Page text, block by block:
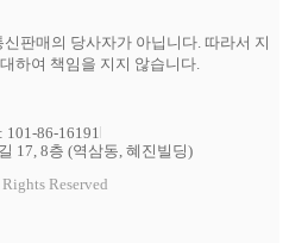
판매의 당사자가 아닙니다. 따라서 지
하여 책임을 지지 않습니다.
86-16191
17, 8층 (역삼동, 혜진빌딩)
Reserved